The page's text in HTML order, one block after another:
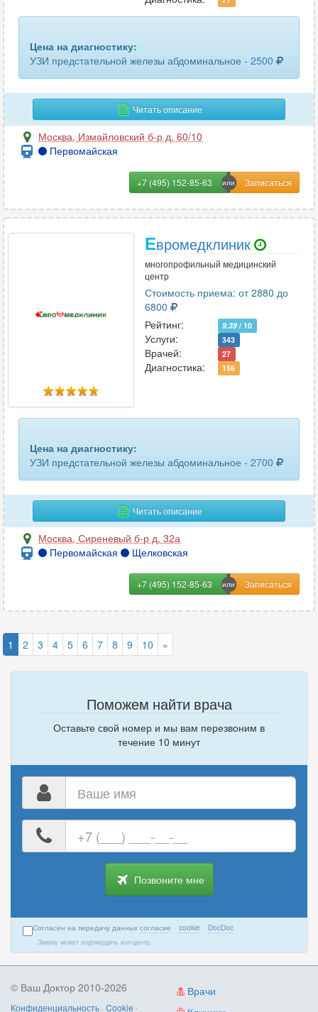
Цена на диагностику:
УЗИ предстательной железы абдоминальное - 2500
Читать описание
Москва, Измайловский б-р д. 60/10
Первомайская
+7 (495) 152-85-63
Евромедклиник
многопрофильный медицинский
центр
Стоимость приема: от 2880 до
6800
Рейтинг:
9.39 / 10
Услуги: 343
Врачей: 27
Диагностика: 156
Цена на диагностику:
УЗИ предстательной железы абдоминальное - 2700
Читать описание
Москва, Сиреневый б-р д. 32а
Первомайская
Щелковская
+7 (495) 152-85-63
1 2 3 4 5 6 7 8 9 10 »
Поможем найти врача
Оставьте свой номер и мы вам перезвоним в
течение 10 минут
номер
телефона
Позвоните мне
Согласен на передачу данных согласие · cookie · DocDoc
Заявку может подтвердить кол-центр.
Врачи
© Ваш Доктор 2010-2026
Конфиденциальность · Cookie ·